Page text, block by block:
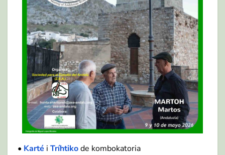
• Karté i Tríhtikode kombokatoria